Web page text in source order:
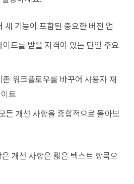
새 기능이 포함된 중요한 버전 업
이트를 받을 자격이 있는 단일 주요
존 워크플로우를 바꾸어 사용자 재
트
든 개선 사항을 종합적으로 돌아보
개선 사항은 짧은 텍스트 항목으